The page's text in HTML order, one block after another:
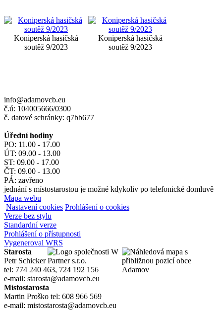
Koniperská hasičská
soutěž 9/2023
Koniperská hasičská
soutěž 9/2023
info@adamovcb.eu
č.ú: 104005666/0300
č. datové schránky: q7bb677
Úřední hodiny
PO: 11.00 - 17.00
ÚT: 09.00 - 13.00
ST: 09.00 - 17.00
ČT: 09.00 - 13.00
PÁ: zavřeno
jednání s místostarostou je možné kdykoliv po telefonické domluvě
Mapa webu
Nastavení cookies Prohlášení o cookies
Verze bez stylu
Standardní verze
Prohlášení o přístupnosti
Vygeneroval WRS
Starosta
Petr Schicker
tel: 774 240 463, 724 192 156
e-mail: starosta@adamovcb.eu
Místostarosta
Martin Proško tel: 608 966 569
e-mail: mistostarosta@adamovcb.eu